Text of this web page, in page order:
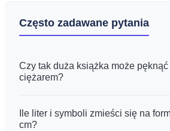
Często zadawane pytania
Czy tak duża książka może pęknąć
ciężarem?
Ile liter i symboli zmieści się na
cm?